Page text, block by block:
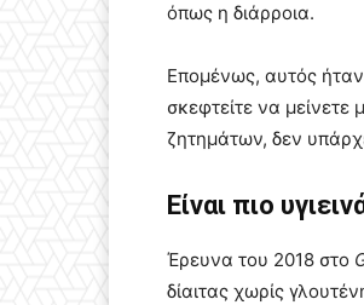
όπως η διάρροια.
Επομένως, αυτός
σκεφτείτε να
ζητημάτων, δεν
Είναι πιο
Έρευνα του 2018 στο
δίαιτας χωρίς